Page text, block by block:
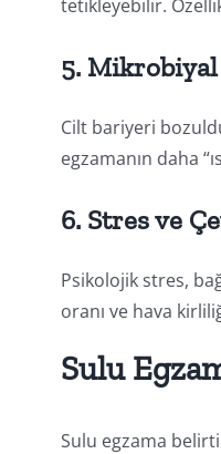
tetikleyebilir.
5.
Cilt bariyeri
egzamanın daha
6. Stres ve
Psikolojik stres,
oranı ve hava
Sulu
Sulu egzama